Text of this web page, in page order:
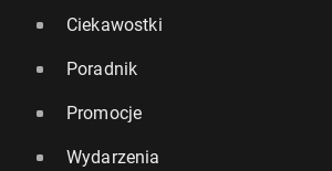
Ciekawostki
Poradnik
Promocje
Wydarzenia